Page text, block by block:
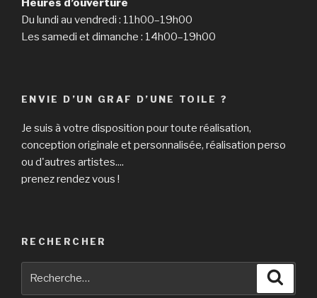
Heures d’ouverture
Du lundi au vendredi : 11h00–19h00
Les samedi et dimanche : 14h00–19h00
ENVIE D’UN GRAF D’UNE TOILE ?
Je suis à votre disposition pour toute réalisation,
conception originale et personnalisée, réalisation perso
ou d'autres artistes....
prenez rendez vous !
RECHERCHER